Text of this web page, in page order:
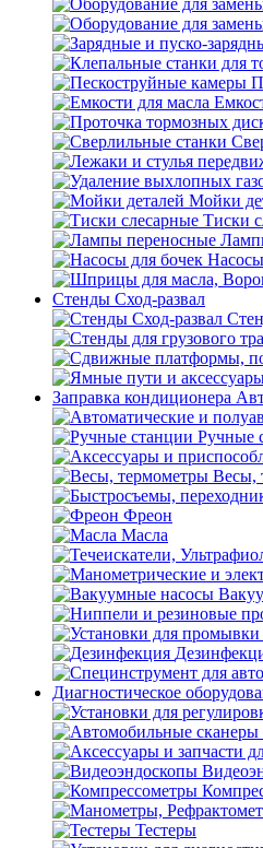
Мойки
Тиски
Стенды Сход-развал
Заправка кондиционера
Ручные
Весы,
Фреон
Масла
Диагностическое
Тестеры